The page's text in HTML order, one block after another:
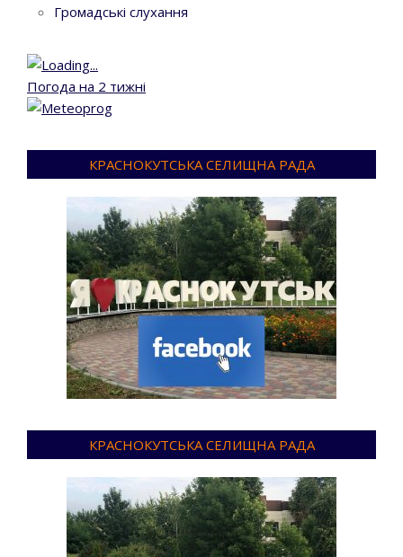
Громадські слухання
Погода на 2 тижні
КРАСНОКУТСЬКА СЕЛИЩНА РАДА
КРАСНОКУТСЬКА СЕЛИЩНА РАДА